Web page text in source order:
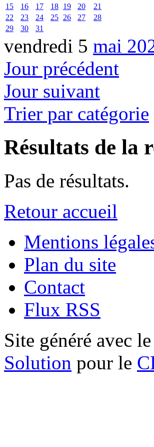
15
16 17 18 19 20
21
22
23 24 25 26 27
28
29
30 31
vendredi 5 mai
Jour précédent
Jour suivant
Trier par catégorie
Résultats de la
Pas de résultats.
Retour accueil
Mentions
Plan du site
Contact
Flux RSS
Site généré avec
Solution pour le